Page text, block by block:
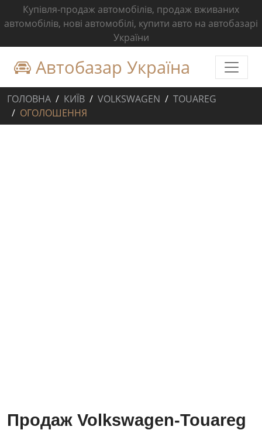
Купівля-продаж автомобілів, продаж вживаних
автомобілів, нові автомобілі, купити авто на автобазарі
України
Автобазар Україна
ГОЛОВНА КИЇВ VOLKSWAGEN
TOUAREG
ОГОЛОШЕННЯ
Продаж Volkswagen-Touareg